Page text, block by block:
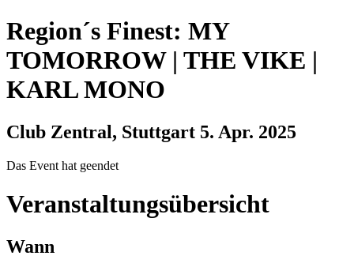
Region´s Finest: MY
TOMORROW | THE VIKE |
KARL MONO
Club Zentral, Stuttgart 5. Apr. 2025
Das Event hat geendet
Veranstaltungsübersicht
Wann